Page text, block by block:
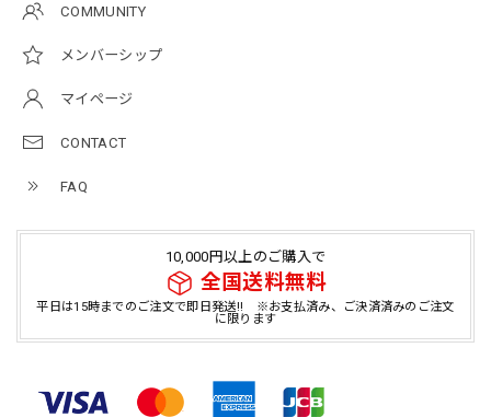
COMMUNITY
メンバーシップ
マイページ
CONTACT
FAQ
10,000円以上のご購入で
全国送料無料
平日は15時までのご注文で即日発送!! ※お支払済み、ご決済済みのご注文
に限ります